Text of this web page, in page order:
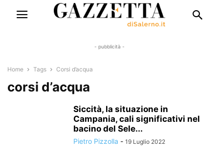
- pubblicità -
Home Tags Corsi d’acqua
corsi d’acqua
Siccità, la situazione in
Campania, cali significativi nel
bacino del Sele...
Pietro Pizzolla - 19 Luglio 2022